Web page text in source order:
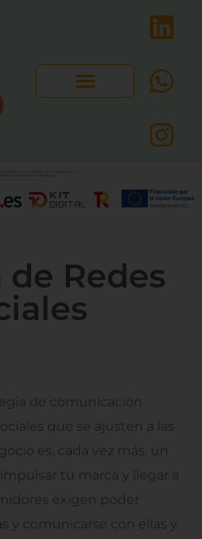
Redes
de comunicación
que se ajusten a las
es, cada vez más, un
tu marca y llegar a
exigen poder
y comunicarse con ellas y